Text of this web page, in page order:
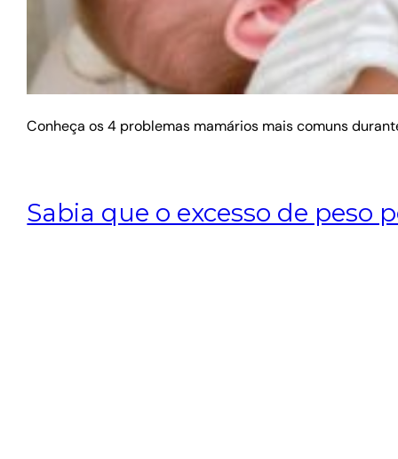
Conheça os 4 problemas mamários mais comuns
Sabia que o excesso de peso